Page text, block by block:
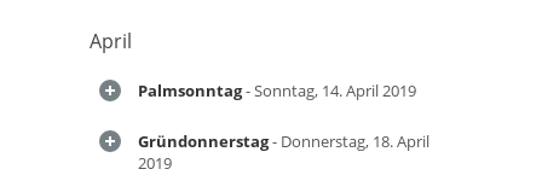
April
Palmsonntag- Sonntag, 14. April 2019
Gründonnerstag- Donnerstag, 18. April
2019